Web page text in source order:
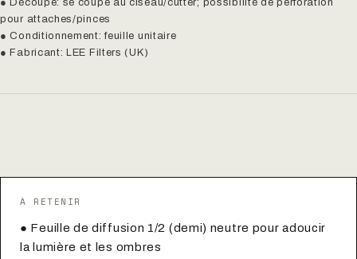
● Découpe: se coupe au ciseau/cutter; possibilité de perforation
pour attaches/pinces
● Conditionnement: feuille unitaire
● Fabricant: LEE Filters (UK)
À RETENIR
● Feuille de diffusion 1/2 (demi) neutre pour adoucir
la lumière et les ombres